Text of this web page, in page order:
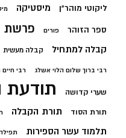
ליקוטי מוהר"ן מיסטיקה
ספר הזוהר פורים פרשת
קבלה למתחיל קבלה מעשית
רבי ברוך שלום הלוי אשלג רבי חיים
שערי קדושה תודעת
תורת הסוד תורת הקבלה
תלמוד עשר הספירות